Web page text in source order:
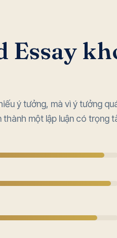
Essay
ý tưởng, mà vì ý tưởng
một lập luận có trọng